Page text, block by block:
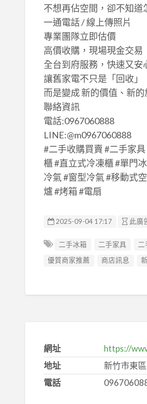
不想再佔空間，卻不知道
一通電話 / 線上傳照片
專業團隊立即估價
高價收購，現場現金交易
全台到府服務，快速又安
讓舊家電不只是「回收」
而是變成 新的價值、新的
聯絡資訊
電話:0967060888
LINE:@m0967060888
#二手收購買賣 #二手家
櫃 #直立式冷凍櫃 #單門
冷氣 #窗型冷氣 #移動式
爐 #烤箱 #電扇
2025-09-04 17:17 此廣
二手冰箱 二手家具 二
優質商家推薦
商店訊息
網址
https://
地址
新竹市東
電話